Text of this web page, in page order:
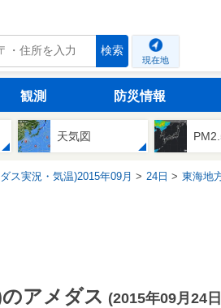
検索
現在地
観測 防災情報
天気図
ス実況・気温)2015年09月 24日 東海地
アメダス (2015年09月24